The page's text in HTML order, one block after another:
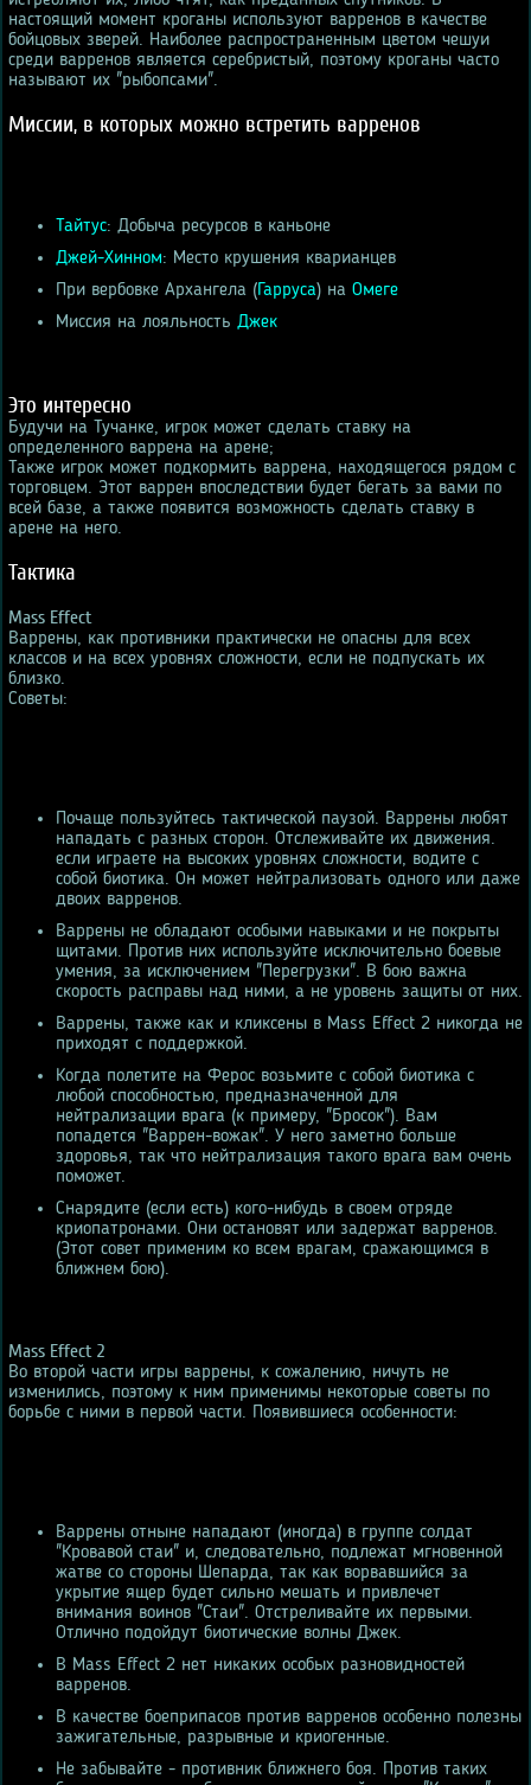
настоящий момент кроганы используют варренов в качестве
бойцовых зверей. Наиболее распространенным цветом чешуи
среди варренов является серебристый, поэтому кроганы часто
называют их "рыбопсами".
Миссии, в которых можно встретить варренов
Тайтус: Добыча ресурсов в каньоне
Джей-Хинном: Место крушения кварианцев
При вербовке Архангела (Гарруса) на Омеге
Миссия на лояльность Джек
Это интересно
Будучи на Тучанке, игрок может сделать ставку на
определенного варрена на арене;
Также игрок может подкормить варрена, находящегося рядом с
торговцем. Этот варрен впоследствии будет бегать за вами по
всей базе, а также появится возможность сделать ставку в
арене на него.
Тактика
Mass Effect
Варрены, как противники практически не опасны для всех
классов и на всех уровнях сложности, если не подпускать их
близко.
Советы:
Почаще пользуйтесь тактической паузой. Варрены любят
нападать с разных сторон. Отслеживайте их движения.
если играете на высоких уровнях сложности, водите с
собой биотика. Он может нейтрализовать одного или даже
двоих варренов.
Варрены не обладают особыми навыками и не покрыты
щитами. Против них используйте исключительно боевые
умения, за исключением "Перегрузки". В бою важна
скорость расправы над ними, а не уровень защиты от них.
Варрены, также как и кликсены в Mass Effect 2 никогда не
приходят с поддержкой.
Когда полетите на Ферос возьмите с собой биотика с
любой способностью, предназначенной для
нейтрализации врага (к примеру, "Бросок"). Вам
попадется "Варрен-вожак". У него заметно больше
здоровья, так что нейтрализация такого врага вам очень
поможет.
Снарядите (если есть) кого-нибудь в своем отряде
криопатронами. Они остановят или задержат варренов.
(Этот совет применим ко всем врагам, сражающимся в
ближнем бою).
Mass Effect 2
Во второй части игры варрены, к сожалению, ничуть не
изменились, поэтому к ним применимы некоторые советы по
борьбе с ними в первой части. Появившиеся особенности:
Варрены отныне нападают (иногда) в группе солдат
"Кровавой стаи" и, следовательно, подлежат мгновенной
жатве со стороны Шепарда, так как ворвавшийся за
укрытие ящер будет сильно мешать и привлечет
внимания воинов "Стаи". Отстреливайте их первыми.
Отлично подойдут биотические волны Джек.
В Mass Effect 2 нет никаких особых разновидностей
варренов.
В качестве боеприпасов против варренов особенно полезны
зажигательные, разрывные и криогенные.
Не забывайте - противник ближнего боя. Против таких